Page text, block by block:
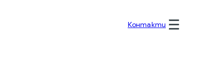
Контакти